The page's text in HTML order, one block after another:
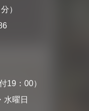
）
19：00）
曜日